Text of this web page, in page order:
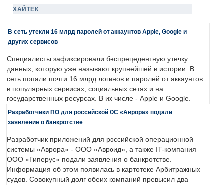
ХАЙТЕК
В сеть утекли 16 млрд паролей от аккаунтов Apple, Google и
других сервисов
Специалисты зафиксировали беспрецедентную утечку
данных, которую уже называют крупнейшей в истории. В
сеть попали почти 16 млрд логинов и паролей от аккаунтов
в популярных сервисах, социальных сетях и на
государственных ресурсах. В их числе - Apple и Google.
Разработчики ПО для российской ОС «Аврора» подали
заявление о банкротстве
Разработчик приложений для российской операционной
системы «Аврора» - ООО «Авроид», а также IT-компания
ООО «Гиперус» подали заявления о банкротстве.
Информация об этом появилась в картотеке Арбитражных
судов. Совокупный долг обеих компаний превысил два